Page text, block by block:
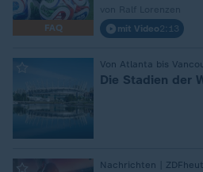
FAQ
mit Video2:13
Von Atlanta bis
Die Stadien der
Nachrichten |